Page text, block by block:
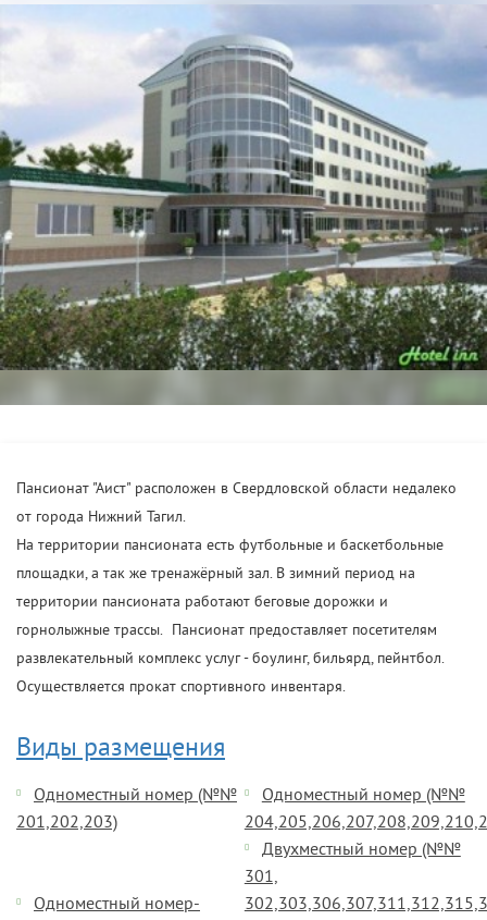
Пансионат "Аист" расположен в Свердловской области недалеко
от города Нижний Тагил.
На территории пансионата есть футбольные и баскетбольные
площадки, а так же тренажёрный зал. В зимний период на
территории пансионата работают беговые дорожки и
горнолыжные трассы. Пансионат предоставляет посетителям
развлекательный комплекс услуг - боулинг, бильярд, пейнтбол.
Осуществляется прокат спортивного инвентаря.
Виды размещения
Одноместный номер (№№
201,202,203)
Одноместный номер (№№
Одноместный номер-
Двухместный номер (№№
301,